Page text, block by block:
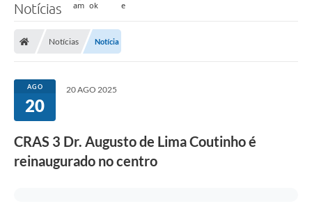
Notícias
Notícias Notícia
AGO
20
20 AGO 2025
CRAS 3 Dr. Augusto de Lima Coutinho é
reinaugurado no centro